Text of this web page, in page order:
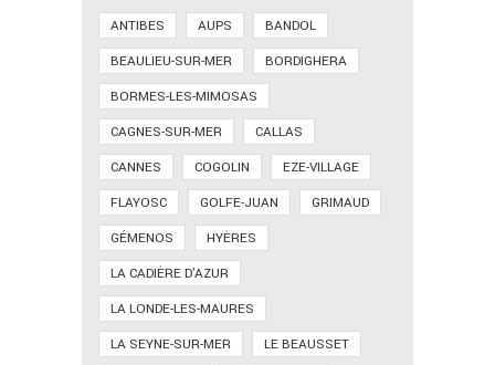
ANTIBES AUPS
BANDOL
BEAULIEU-SUR-MER
BORDIGHERA
BORMES-LES-MIMOSAS
CAGNES-SUR-MER
CALLAS
CANNES
COGOLIN
EZE-VILLAGE
FLAYOSC
GOLFE-JUAN
GRIMAUD
GÉMENOS
HYÈRES
LA CADIÈRE D'AZUR
LA LONDE-LES-MAURES
LA SEYNE-SUR-MER
LE BEAUSSET